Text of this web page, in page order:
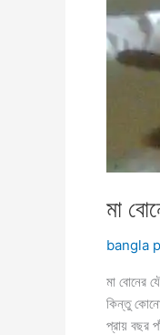
মা
bangla
মা বোনের
কিন্তু
প্রায় বছর